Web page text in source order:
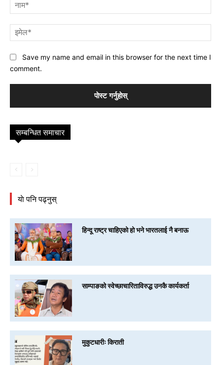
Save my name and email in this browser for the next time I
comment.
सम्बन्धित समाचार
याे पनि पढ्नुस्
हिन्दू राष्ट्र चाहिएको हो भने भारतलाई नै बनाऊ
साम्पाङको स्वेच्छाचारिताविरुद्ध उनकै कार्यकर्ता
मुकुटधारीः किराती